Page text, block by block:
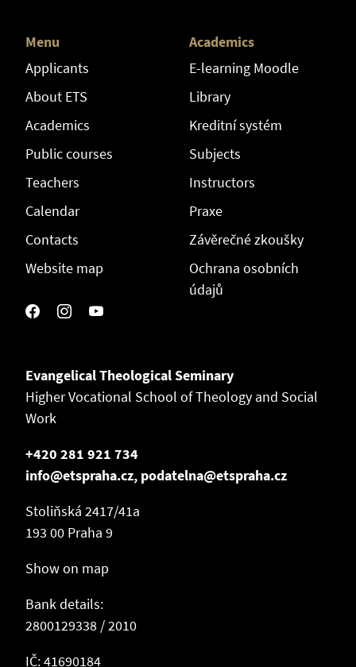
Menu
Applicants
About ETS
Academics
Public courses
Teachers
Calendar
Contacts
Website map
Academics
E-learning Moodle
Library
Kreditní systém
Subjects
Instructors
Praxe
Závěrečné zkoušky
Ochrana osobních
údajů
Evangelical Theological Seminary
Higher Vocational School of Theology and Social
Work
+420 281 921 734
info@etspraha.cz, podatelna@etspraha.cz
Stoliňská 2417/41a
193 00 Praha 9
Show on map
Bank details:
2800129338 / 2010
IČ: 41690184